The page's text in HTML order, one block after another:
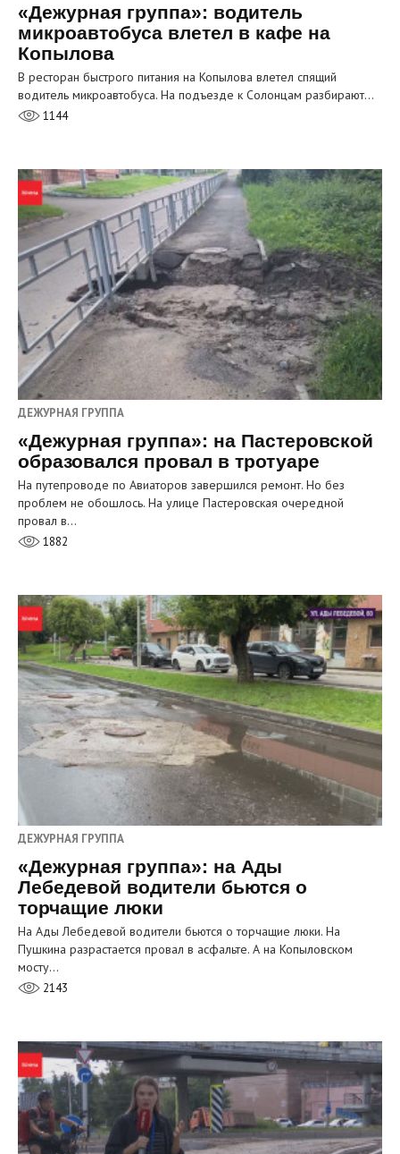
«Дежурная группа»: водитель
микроавтобуса влетел в кафе на
Копылова
В ресторан быстрого питания на Копылова влетел спящий
водитель микроавтобуса. На подъезде к Солонцам разбирают…
1144
ДЕЖУРНАЯ ГРУППА
«Дежурная группа»: на Пастеровской
образовался провал в тротуаре
На путепроводе по Авиаторов завершился ремонт. Но без
проблем не обошлось. На улице Пастеровская очередной
провал в…
1882
ДЕЖУРНАЯ ГРУППА
«Дежурная группа»: на Ады
Лебедевой водители бьются о
торчащие люки
На Ады Лебедевой водители бьются о торчащие люки. На
Пушкина разрастается провал в асфальте. А на Копыловском
мосту…
2143